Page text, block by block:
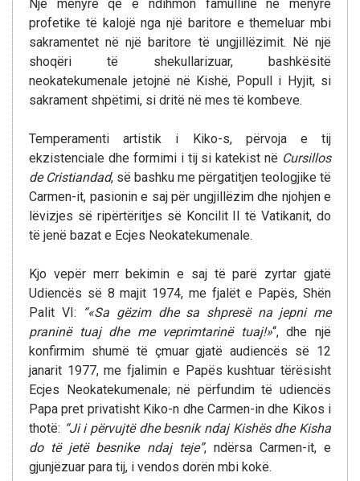
Një mënyrë që e ndihmon famullinë në mënyrë
profetike të kalojë nga një baritore e themeluar mbi
sakramentet në një baritore të ungjillëzimit. Në një
shoqëri të shekullarizuar, bashkësitë
neokatekumenale jetojnë në Kishë, Popull i Hyjit, si
sakrament shpëtimi, si dritë në mes të kombeve.
Temperamenti artistik i Kiko-s, përvoja e tij
ekzistenciale dhe formimi i tij si katekist në Cursillos
de Cristiandad, së bashku me përgatitjen teologjike të
Carmen-it, pasionin e saj për ungjillëzim dhe njohjen e
lëvizjes së ripërtëritjes së Koncilit II të Vatikanit, do
të jenë bazat e Ecjes Neokatekumenale.
Kjo vepër merr bekimin e saj të parë zyrtar gjatë
Udiencës së 8 majit 1974, me fjalët e Papës, Shën
Palit VI:
“«Sa gëzim dhe sa shpresë na jepni me
praninë tuaj dhe me veprimtarinë tuaj!»“, dhe një
konfirmim shumë të çmuar gjatë audiencës së 12
janarit 1977, me fjalimin e Papës kushtuar tërësisht
Ecjes Neokatekumenale; në përfundim të udiencës
Papa pret privatisht Kiko-n dhe Carmen-in dhe Kikos i
thotë: “Ji i përvujtë dhe besnik ndaj Kishës dhe Kisha
do të jetë besnike ndaj teje”, ndërsa Carmen-it, e
gjunjëzuar para tij, i vendos dorën mbi kokë.